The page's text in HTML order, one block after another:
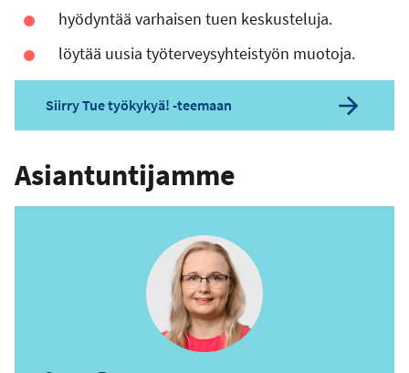
hyödyntää varhaisen tuen keskusteluja.
löytää uusia työterveysyhteistyön muotoja.
Siirry Tue työkykyä! -teemaan
Asiantuntijamme